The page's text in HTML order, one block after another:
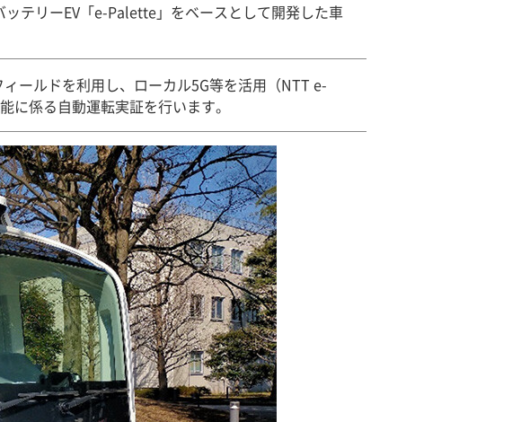
テリーEV「e-Palette」をベースとして開発した車
ールドを利用し、ローカル5G等を活用（NTT e-
係る自動運転実証を行います。